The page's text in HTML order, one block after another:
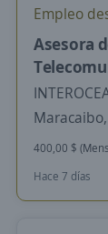
Empleo
Asesora
400,00 $
Hace 7 días